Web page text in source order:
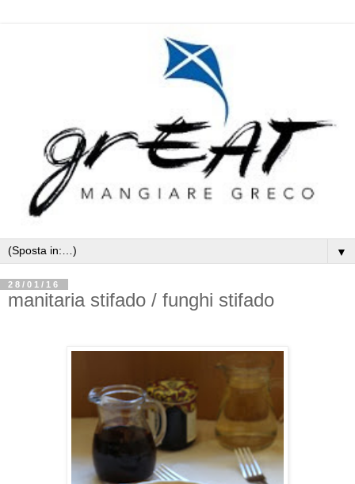
▼
28/01/16
manitaria stifado / funghi stifado